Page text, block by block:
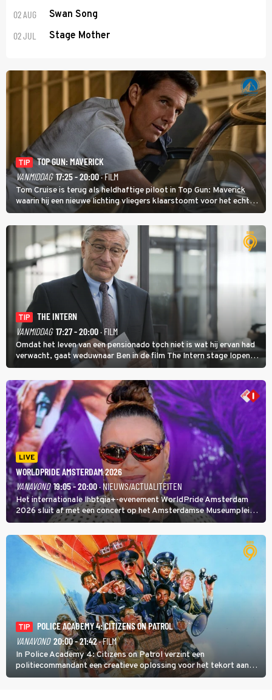
02 AUG Swan Song
02 JUL Stage Mother
TIP
TOP GUN: MAVERICK
VANMIDDAG 17:25 - 20:00· FILM
Tom Cruise is terug als heldhaftige piloot in Top Gun: Maverick
waarin hij een nieuwe lichting vliegers klaarstoomt voor het echte
werk.
TIP
THE INTERN
VANMIDDAG 17:27 - 20:00· FILM
Omdat het leven van een pensionado toch niet is wat hij ervan had
verwacht, gaat weduwnaar Ben in de film The Intern stage lopen
bij de hippe webwinkel van Jules, wat een gouden zet blijkt te zijn.
LIVE
WORLDPRIDE AMSTERDAM 2026
VANAVOND 19:05 - 20:00· NIEUWS/ACTUALITEITEN
Het internationale lhbtqia+-evenement WorldPride Amsterdam
2026 sluit af met een concert op het Amsterdamse Museumplein.
Anita Doth is een van de optredende artiesten. In de jaren 90
veroverde ze de wereld als zangeres van 2Unlimited.
TIP
POLICE ACADEMY 4: CITIZENS ON PATROL
VANAVOND 20:00 - 21:42· FILM
In Police Academy 4: Citizens on Patrol verzint een
politiecommandant een creatieve oplossing voor het tekort aan
agenten.